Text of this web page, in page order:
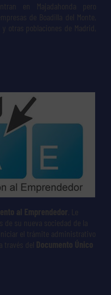
en Majadahonda pero
de Boadilla del Monte,
otras poblaciones de Madrid,
al Emprendedor . Le
su nueva sociedad de la
el trámite administrativo
través del Documento Único